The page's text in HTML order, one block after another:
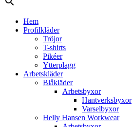
Hem
Profilkläder
Tröjor
T-shirts
Pikéer
Ytterplagg
Arbetskläder
Blåkläder
Arbetsbyxor
Hantverksbyxor
Varselbyxor
Helly Hansen Workwear